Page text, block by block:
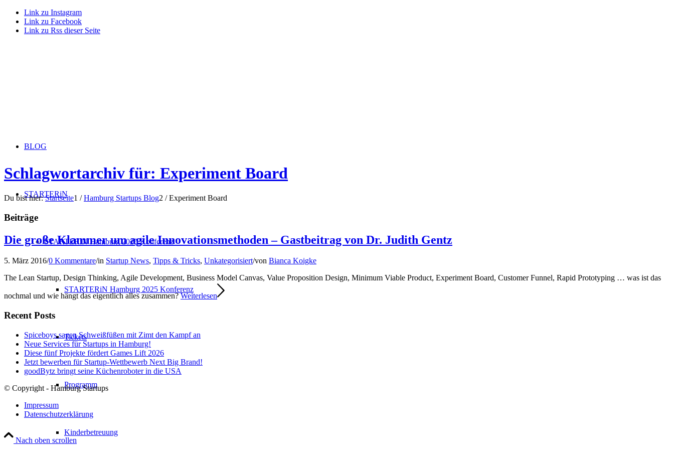
Link zu Instagram
Link zu Facebook
Link zu Rss dieser Seite
BLOG
STARTERiN
STARTERiN Hamburg 2025 Konferenz
STARTERiN Hamburg 2025 Konferenz
Tickets
Programm
Kinderbetreuung
Schlagwortarchiv für: Experiment Board
Du bist hier: Startseite1 / Hamburg Startups Blog2 / Experiment Board
Beiträge
Die große Klammer um agile Innovationsmethoden – Gastbeitrag von Dr. Judith Gentz
5. März 2016/0 Kommentare/in Startup News, Tipps & Tricks, Unkategorisiert/von Bianca Koigke
The Lean Startup, Design Thinking, Agile Development, Business Model Canvas, Value Proposition Design, Minimum Viable Product, Experiment Board, Customer Funnel, Rapid Prototyping … was ist das
nochmal und wie hängt das eigentlich alles zusammen?Weiterlesen
Recent Posts
Spiceboys sagen Schweißfüßen mit Zimt den Kampf an
Neue Services für Startups in Hamburg!
Diese fünf Projekte fördert Games Lift 2026
Jetzt bewerben für Startup-Wettbewerb Next Big Brand!
goodBytz bringt seine Küchenroboter in die USA
© Copyright - Hamburg Startups
Impressum
Datenschutzerklärung
Nach oben scrollen